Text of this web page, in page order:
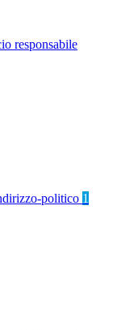
responsabile
politico 1